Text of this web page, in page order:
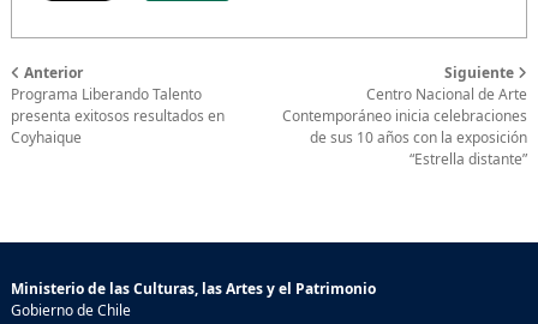
Anterior
Programa Liberando Talento
presenta exitosos resultados en
Coyhaique
Siguiente
Centro Nacional de Arte
Contemporáneo inicia celebraciones
de sus 10 años con la exposición
“Estrella distante”
Ministerio de las Culturas, las Artes y el Patrimonio
Gobierno de Chile